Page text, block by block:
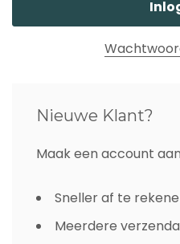
Nieuwe Klant?
Maak een account
Sneller af te
Meerdere